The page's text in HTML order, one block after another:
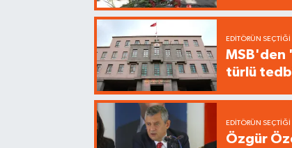
EDITÖRÜN SEÇTIĞI
MSB'den
türlü
EDITÖRÜN SEÇTIĞI
Özgür